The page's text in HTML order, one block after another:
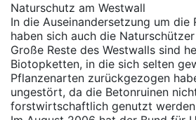
Naturschutz am Westwall
In die Auseinandersetzung um die
haben sich auch die
Große Reste des Westwalls sind
Biotopketten, in die sich selten
Pflanzenarten zurückgezogen
ungestört, da die Betonruinen
forstwirtschaftlich genutzt werden